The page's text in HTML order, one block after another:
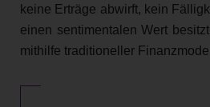
keine Erträge abwirft, kein
einen sentimentalen Wert
mithilfe traditioneller